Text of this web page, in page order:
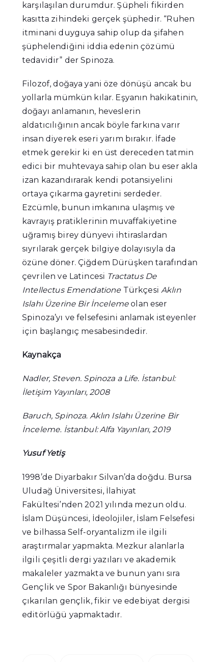
karşılaşılan durumdur. Şüpheli fikirden
kasıtta zihindeki gerçek şüphedir. “Ruhen
itminani duyguya sahip olup da şifahen
şüphelendiğini iddia edenin çözümü
tedavidir” der Spinoza.
Filozof, doğaya yani öze dönüşü ancak bu
yollarla mümkün kılar. Eşyanın hakikatinin,
doğayı anlamanın, heveslerin
aldatıcılığının ancak böyle farkına varır
insan diyerek eseri yarım bırakır. İfade
etmek gerekir ki en üst dereceden tatmin
edici bir muhtevaya sahip olan bu eser akla
izan kazandırarak kendi potansiyelini
ortaya çıkarma gayretini serdeder.
Ezcümle, bunun imkanına ulaşmış ve
kavrayış pratiklerinin muvaffakiyetine
uğramış birey dünyevi ihtiraslardan
sıyrılarak gerçek bilgiye dolayısıyla da
özüne döner. Çiğdem Dürüşken tarafından
çevrilen ve Latincesi Tractatus De
Intellectus EmendationeTürkçesi Aklın
Islahı Üzerine Bir İncelemeolan eser
Spinoza’yı ve felsefesini anlamak isteyenler
için başlangıç mesabesindedir.
Kaynakça
Nadler, Steven. Spinoza a Life. İstanbul:
İletişim Yayınları, 2008
Baruch, Spinoza. Aklın Islahı Üzerine Bir
İnceleme. İstanbul: Alfa Yayınları, 2019
Yusuf Yetiş
1998’de Diyarbakır Silvan’da doğdu. Bursa
Uludağ Üniversitesi, İlahiyat
Fakültesi’nden 2021 yılında mezun oldu.
İslam Düşüncesi, İdeolojiler, İslam Felsefesi
ve bilhassa Self-oryantalizm ile ilgili
araştırmalar yapmakta. Mezkur alanlarla
ilgili çeşitli dergi yazıları ve akademik
makaleler yazmakta ve bunun yanı sıra
Gençlik ve Spor Bakanlığı bünyesinde
çıkarılan gençlik, fikir ve edebiyat dergisi
editörlüğü yapmaktadır.